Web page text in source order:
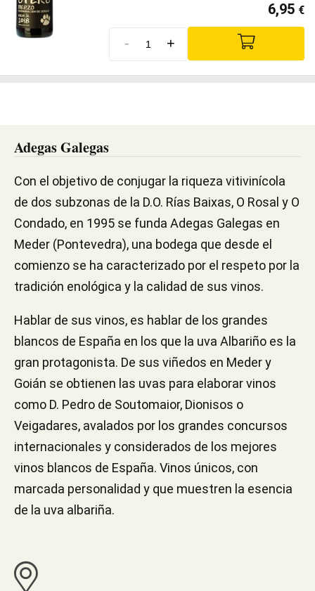
6,95 €
- +
Adegas Galegas
Con el objetivo de conjugar la riqueza vitivinícola
de dos subzonas de la D.O. Rías Baixas, O Rosal y O
Condado, en 1995 se funda Adegas Galegas en
Meder (Pontevedra), una bodega que desde el
comienzo se ha caracterizado por el respeto por la
tradición enológica y la calidad de sus vinos.
Hablar de sus vinos, es hablar de los grandes
blancos de España en los que la uva Albariño es la
gran protagonista. De sus viñedos en Meder y
Goián se obtienen las uvas para elaborar vinos
como D. Pedro de Soutomaior, Dionisos o
Veigadares, avalados por los grandes concursos
internacionales y considerados de los mejores
vinos blancos de España. Vinos únicos, con
marcada personalidad y que muestren la esencia
de la uva albariña.